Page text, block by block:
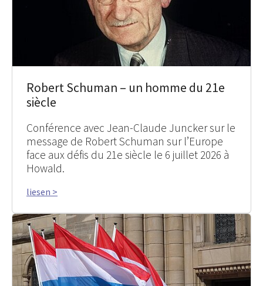
Robert Schuman – un homme du 21e
siècle
Conférence avec Jean-Claude Juncker sur le
message de Robert Schuman sur l’Europe
face aux défis du 21e siècle le 6 juillet 2026 à
Howald.
liesen >